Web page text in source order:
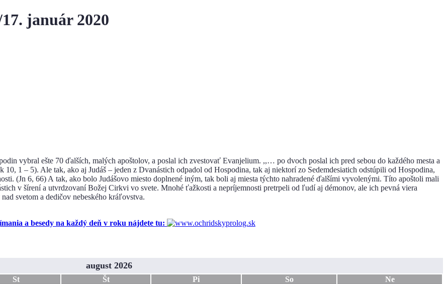
január 2020
vybral ešte 70 ďalších, malých apoštolov, a poslal ich zvestovať Evanjelium. ,,… po dvoch poslal ich pred sebou do každého mesta a
1 – 5). Ale tak, ako aj Judáš – jeden z Dvanástich odpadol od Hospodina, tak aj niektorí zo Sedemdesiatich odstúpili od Hospodina,
(Jn 6, 66) A tak, ako bolo Judášovo miesto doplnené iným, tak boli aj miesta týchto nahradené ďalšími vyvolenými. Títo apoštoli mali
v šírení a utvrdzovaní Božej Cirkvi vo svete. Mnohé ťažkosti a nepríjemnosti pretrpeli od ľudí aj démonov, ale ich pevná viera
svetom a dedičov nebeského kráľovstva.
a besedy na každý deň v roku nájdete tu:
august 2026
St Št Pi So
Ne